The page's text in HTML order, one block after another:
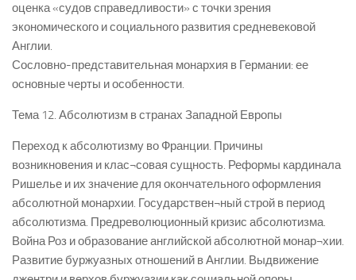
оценка «судов справедливости» с точки зрения
экономического и социального развития средневековой
Англии.
Сословно-представительная монархия в Германии: ее
основные черты и особенности.
Тема 12. Абсолютизм в странах Западной Европы
Переход к абсолютизму во Франции. Причины
возникновения и клас¬совая сущность. Реформы кардинала
Ришелье и их значение для окончательного оформления
абсолютной монархии. Государствен¬ный строй в период
абсолютизма. Предреволюционный кризис абсолютизма.
Война Роз и образование английской абсолютной монар¬хии.
Развитие буржуазных отношений в Англии. Выдвижение